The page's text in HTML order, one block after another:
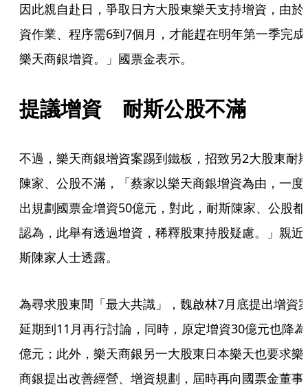
因此親自赴日，爭取日方大股東樂天支持增資，由於
資作業、程序需6到7個月，才能趕在明年第一季完成
樂天商銀增資。」國票金表示。
提議增資　耐斯公股不滿
不過，樂天商銀增資案踢到鐵板，招致另2大股東耐
陳家、公股不滿，「蔡家以樂天商銀增資為由，一度
出規劃國票金增資50億元，對此，耐斯陳家、公股都
認為，此舉有透過增資，稀釋股東持股疑慮。」親近
斯陳家人士透露。
為尋求股東間「最大共識」，魏啟林7月底提出增資
延期到11月再行討論，同時，原定增資30億元也降
億元；此外，樂天商銀另一大股東日本樂天也要求樂
商銀提出改善經營、增資規劃，屆時再向國票金董事